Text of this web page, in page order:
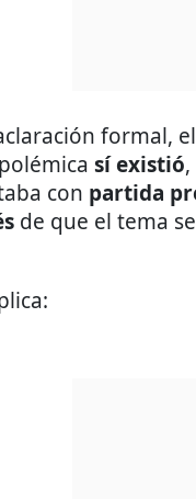
formal,
sí existió
con partida
de que el tema